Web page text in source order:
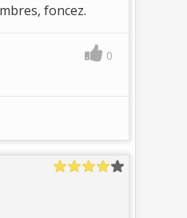
foncez.
0